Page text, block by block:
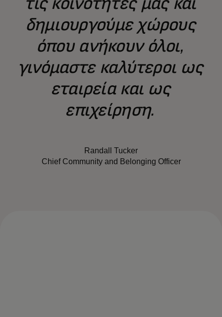
δημιουργούμε χώρους
όπου ανήκουν όλοι,
γινόμαστε καλύτεροι ως
εταιρεία και ως
επιχείρηση.
Randall Tucker
Chief Community and Belonging Officer